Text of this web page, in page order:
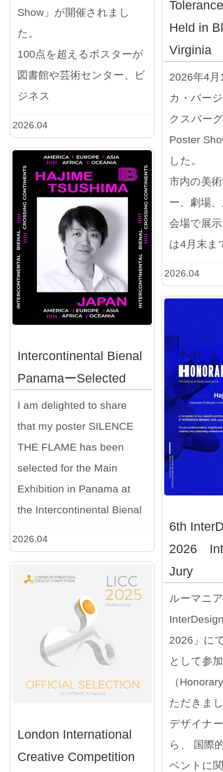
Show」が開催されまし
た。
100点を超えるポスターが
図書館や芸術センター、ビ
ジネス
2026.04
Held in
Virginia
2026年4
カ・バー
クスバー
Poster
した。
市内の美
ー、劇場
会場で展
は4月末ま
2026.04
Intercontinental Bienal
PanamaーSelected
I am delighted to share
that my poster SILENCE
THE FLAME has been
selected for the Main
Exhibition in Panama at
the Intercontinental Bienal
2026.04
6th
2026
Jury
ルーマニ
2026」に
として参
（
ただきま
デザイナ
ら、 国際
ベントに
London International
Creative Competition